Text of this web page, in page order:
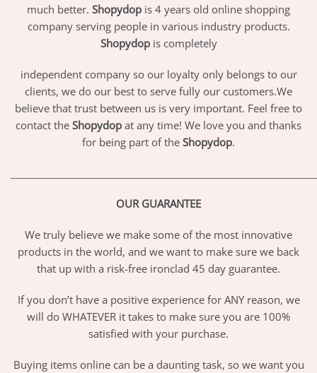
much better. Shopydop is 4 years old online shopping
company serving people in various industry products.
Shopydopis completely
independent company so our loyalty only belongs to our
clients, we do our best to serve fully our customers.We
believe that trust between us is very important. Feel free to
contact the Shopydop at any time! We love you and thanks
for being part of the Shopydop.
OUR GUARANTEE
We truly believe we make some of the most innovative
products in the world, and we want to make sure we back
that up with a risk-free ironclad 45 day guarantee.
If you don’t have a positive experience for ANY reason, we
will do WHATEVER it takes to make sure you are 100%
satisfied with your purchase.
Buying items online can be a daunting task, so we want you